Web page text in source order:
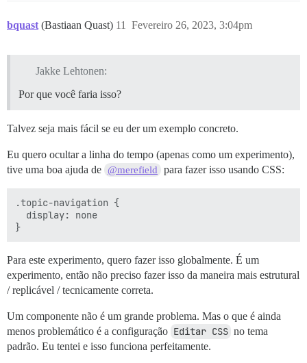
bquast (Bastiaan Quast) Fevereiro 26, 2023, 3:04pm
11
Jakke Lehtonen:
Por que você faria isso?
Talvez seja mais fácil se eu der um exemplo concreto.
Eu quero ocultar a linha do tempo (apenas como um experimento),
tive uma boa ajuda de @merefield para fazer isso usando CSS:
.topic-navigation {
  display: none
Para este experimento, quero fazer isso globalmente. É um
experimento, então não preciso fazer isso da maneira mais estrutural
/ replicável / tecnicamente correta.
Um componente não é um grande problema. Mas o que é ainda
menos problemático é a configuração Editar CSS no tema
padrão. Eu tentei e isso funciona perfeitamente.